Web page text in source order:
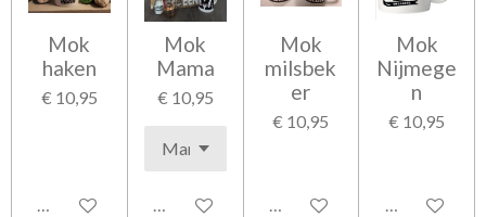
Mok
haken
€ 10,95
In winkelwagen
Mok
Mama
€ 10,95
In winkelwagen
Mok
milsbek
er
€ 10,95
In winkelwagen
Mok
Nijmege
n
€ 10,95
In